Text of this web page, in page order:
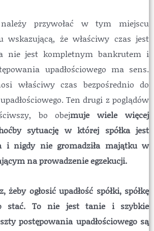
przywołać w tym miejscu
wskazującą, że właściwy czas jest
nie jest kompletnym bankrutem i
upadłościowego ma sens.
właściwy czas bezpośrednio do
Ten drugi z poglądów
bo obejmuje wiele więcej
sytuację w której spółka jest
i nigdy nie gromadziła majątku w
na prowadzenie egzekucji.
ogłosić upadłość spółki, spółkę
To nie jest tanie i szybkie
postępowania upadłościowego są